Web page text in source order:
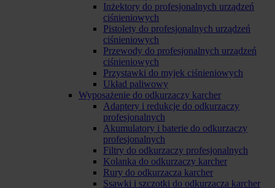
Inżektory do profesjonalnych urządzeń
ciśnieniowych
Pistolety do profesjonalnych urządzeń
ciśnieniowych
Przewody do profesjonalnych urządzeń
ciśnieniowych
Przystawki do myjek ciśnieniowych
Układ paliwowy
Wyposażenie do odkurzaczy karcher
Adaptery i redukcje do odkurzaczy
profesjonalnych
Akumulatory i baterie do odkurzaczy
profesjonalnych
Filtry do odkurzaczy profesjonalnych
Kolanka do odkurzaczy karcher
Rury do odkurzacza karcher
Ssawki i szczotki do odkurzacza karcher